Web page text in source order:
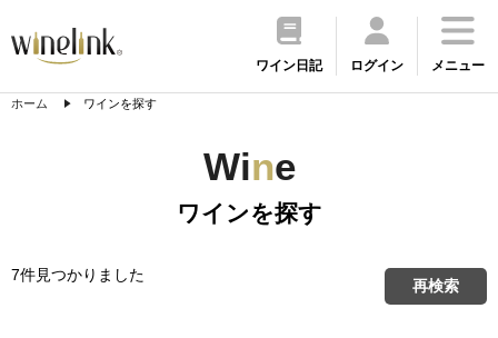
ワイン日記 ログイン メニュー
ホーム ワインを探す
Wine
ワインを探す
7件見つかりました
再検索